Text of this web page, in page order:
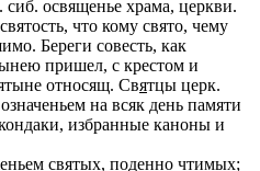
сиб. освященье храма, церкви.
что кому свято, чему
Береги совесть, как
пришел, с крестом и
относящ. Святцы церк.
на всяк день памяти
избранные каноны и
святых, поденно чтимых;